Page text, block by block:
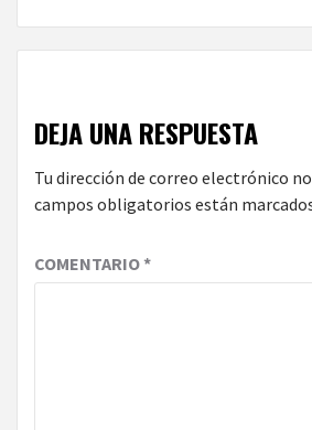
DEJA UNA RESPUESTA
Tu dirección de correo electrónico
campos obligatorios están
COMENTARIO*